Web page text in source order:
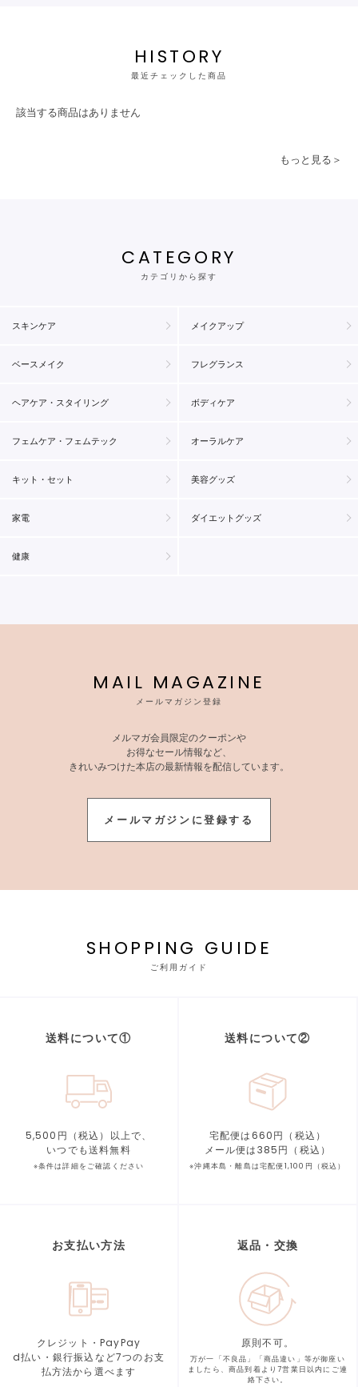
HISTORY
最近チェックした商品
該当する商品はありません
もっと見る＞
CATEGORY
カテゴリから探す
スキンケア メイクアップ
ベースメイク フレグランス
ヘアケア・スタイリング ボディケア
フェムケア・フェムテック オーラルケア
キット・セット 美容グッズ
家電 ダイエットグッズ
健康
MAIL MAGAZINE
メールマガジン登録
メルマガ会員限定のクーポンや
お得なセール情報など、
きれいみつけた本店の最新情報を配信しています。
メールマガジンに登録する
SHOPPING GUIDE
ご利用ガイド
送料について①
5,500円（税込）以上で、
いつでも送料無料
※条件は詳細をご確認ください
送料について②
宅配便は660円（税込）
メール便は385円（税込）
※沖縄本島・離島は宅配便1,100円（税込）
お支払い方法
クレジット・PayPay
d払い・銀行振込など7つのお支
払方法から選べます
返品・交換
原則不可。
万が一「不良品」「商品違い」等が御座い
ましたら、商品到着より7営業日以内にご連
絡下さい。